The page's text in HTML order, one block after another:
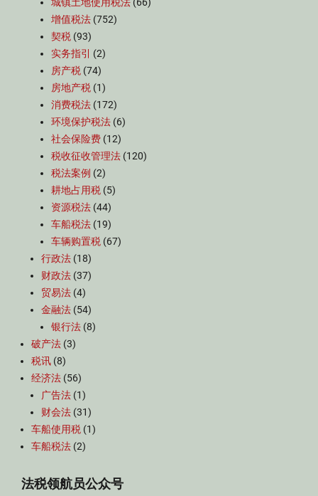
增值税法 (752)
契税 (93)
实务指引
(2)
房产税 (74)
房地产税 (1)
消费税法 (172)
环境保护税法 (6)
社会保险费 (12)
税收征收管理法 (120)
税法案例 (2)
耕地占用税 (5)
资源税法 (44)
车船税法 (19)
车辆购置税 (67)
行政法 (18)
财政法 (37)
贸易法 (4)
金融法 (54)
银行法 (8)
破产法 (3)
税讯 (8)
经济法 (56)
广告法 (1)
财会法 (31)
车船使用税 (1)
车船税法 (2)
法税领航员公众号